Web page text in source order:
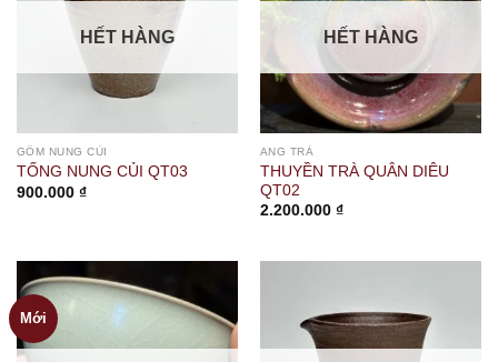
HẾT HÀNG
GỐM NUNG CỦI
TỐNG NUNG CỦI QT03
900.000 ₫
HẾT HÀNG
ANG TRÀ
THUYỀN TRÀ QUÂN DIÊU
QT02
2.200.000 ₫
Mới